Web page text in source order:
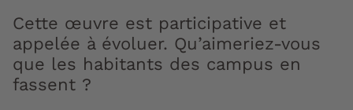
Cette œuvre est participative et
appelée à évoluer. Qu’aimeriez-vous
que les habitants des campus en
fassent ?